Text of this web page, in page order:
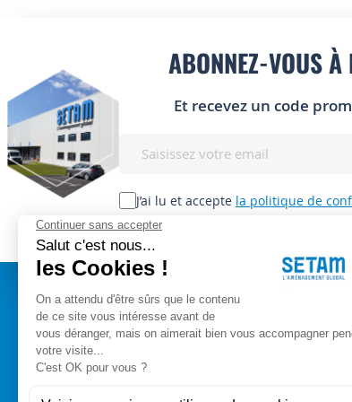
ABONNEZ-VOUS À
Et recevez un code
lettre
d’information
:
J’ai lu et accepte la politique de
Setam Siège Social
Qui sommes-